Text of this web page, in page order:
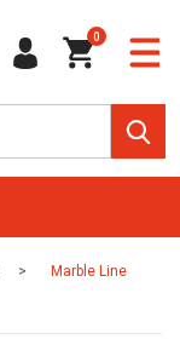
0
Marble Line